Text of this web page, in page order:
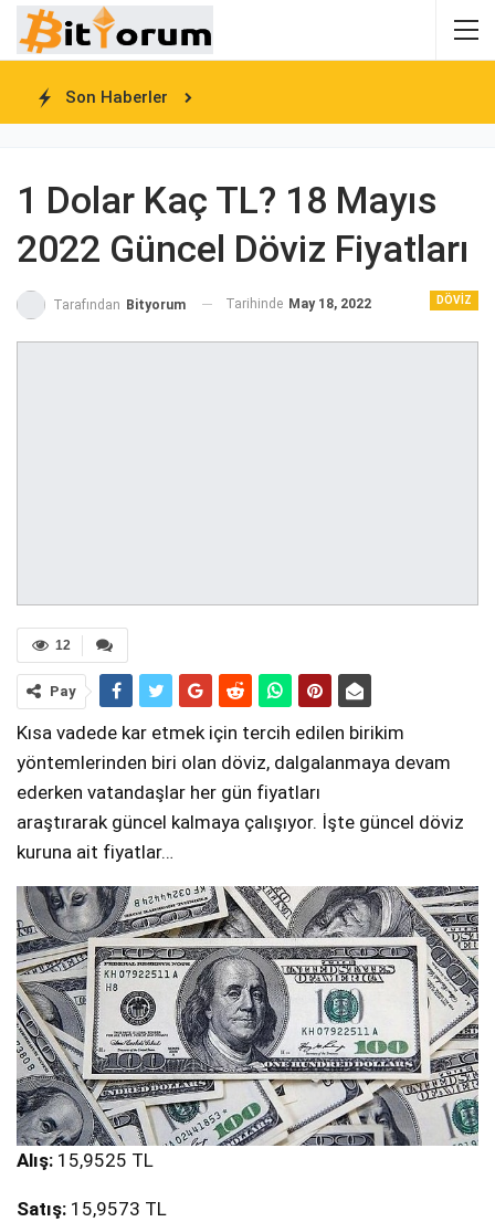
Son Haberler
1 Dolar Kaç TL? 18 Mayıs
2022 Güncel Döviz Fiyatları
DÖVIZ
Tarafından Bityorum Tarihinde May 18, 2022
12
Pay
Kısa vadede kar etmek için tercih edilen birikim
yöntemlerinden biri olan döviz, dalgalanmaya devam
ederken vatandaşlar her gün fiyatları
araştırarak güncel kalmaya çalışıyor. İşte güncel döviz
kuruna ait fiyatlar…
Alış: 15,9525 TL
Satış: 15,9573 TL